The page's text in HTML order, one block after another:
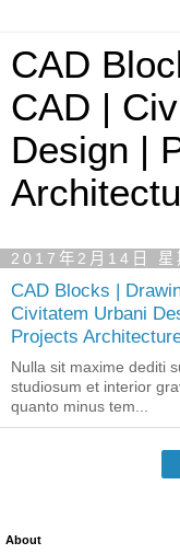
CAD
CAD |
Design |
2017年2月14日 星
CAD Blocks |
Civitatem Urbani
Projects
Nulla sit maxime dediti
studiosum et interior
quanto minus tem...
About